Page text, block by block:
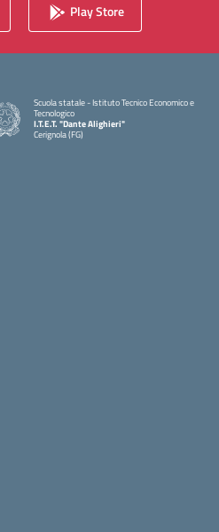
Play Store
Scuola statale - Istituto Tecnico Economico e
Tecnologico
I.T.E.T. "Dante Alighieri"
Cerignola (FG)
— Visita la pagina iniziale della scuola